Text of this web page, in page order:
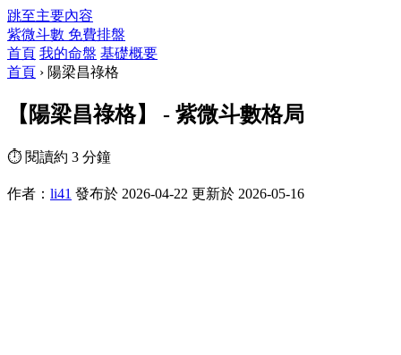
跳至主要內容
紫微斗數 免費排盤
首頁 我的命盤 基礎概要
首頁 › 陽梁昌祿格
【陽梁昌祿格】 - 紫微斗數格局
⏱ 閱讀約 3 分鐘
作者： li41 發布於 2026-04-22 更新於 2026-05-16